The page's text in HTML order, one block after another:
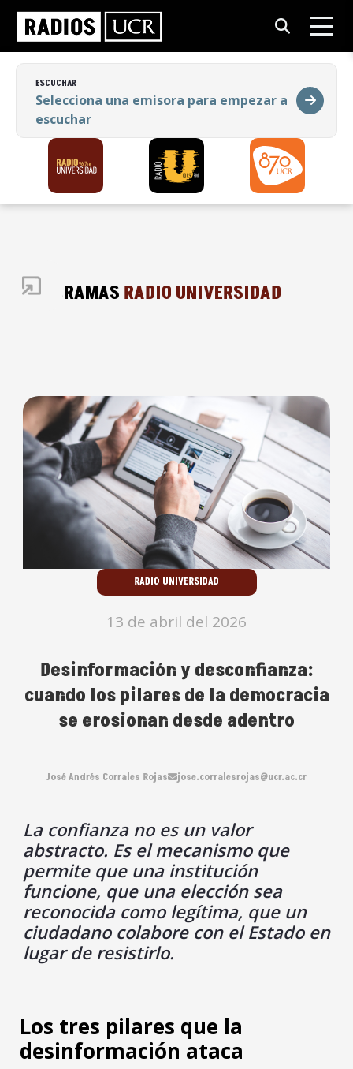
ESCUCHAR
Selecciona una emisora para empezar a
escuchar
ESCUCHAR
Selecciona una emisora para empezar a
escuchar
PROGRAMAS RADIO UNIVERSIDAD
RADIO UNIVERSIDAD
13 de abril del 2026
Desinformación y desconfianza:
cuando los pilares de la democracia
se erosionan desde adentro
José Andrés Corrales Rojas jose.corralesrojas@ucr.ac.cr
La confianza no es un valor
abstracto. Es el mecanismo que
permite que una institución
funcione, que una elección sea
reconocida como legítima, que un
ciudadano colabore con el Estado en
lugar de resistirlo.
Los tres pilares que la
desinformación ataca